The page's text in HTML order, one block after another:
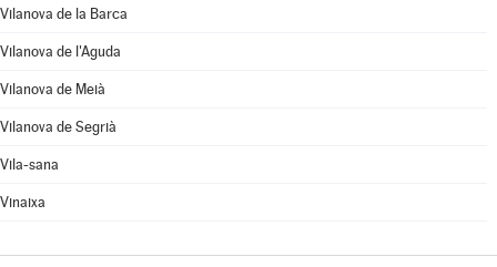
Vilanova de la Barca
Vilanova de l'Aguda
Vilanova de Meià
Vilanova de Segrià
Vila-sana
Vinaixa